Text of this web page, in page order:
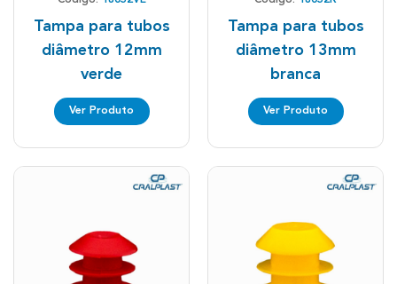
Tampa para tubos
diâmetro 12mm
verde
Ver Produto
Tampa para tubos
diâmetro 13mm
branca
Ver Produto